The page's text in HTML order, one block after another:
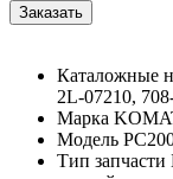
Каталожные
2L-07210,
Марка
Модель
Тип запчасти